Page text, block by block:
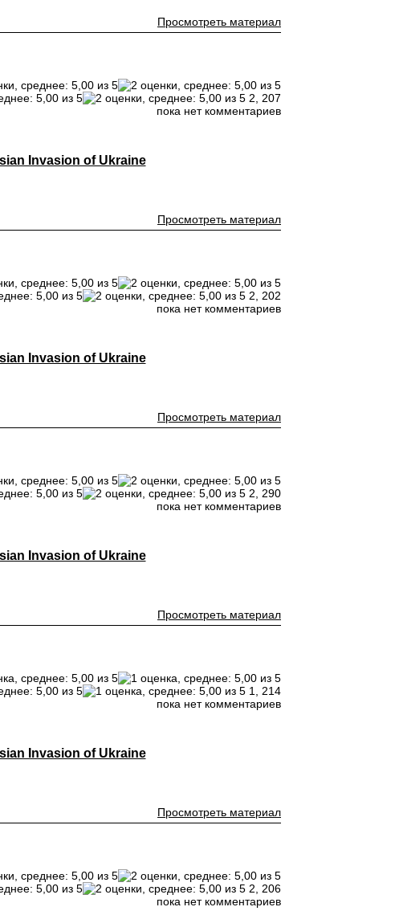
Просмотреть материал
2, 207
пока нет комментариев
Invasion of Ukraine
Просмотреть материал
2, 202
пока нет комментариев
Invasion of Ukraine
Просмотреть материал
2, 290
пока нет комментариев
Invasion of Ukraine
Просмотреть материал
1, 214
пока нет комментариев
Invasion of Ukraine
Просмотреть материал
2, 206
пока нет комментариев